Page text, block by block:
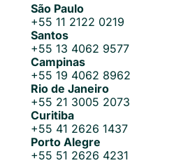
São Paulo
+55 11 2122 0219
Santos
+55 13 4062 9577
Campinas
+55 19 4062 8962
Rio de Janeiro
+55 21 3005 2073
Curitiba
+55 41 2626 1437
Porto Alegre
+55 51 2626 4231